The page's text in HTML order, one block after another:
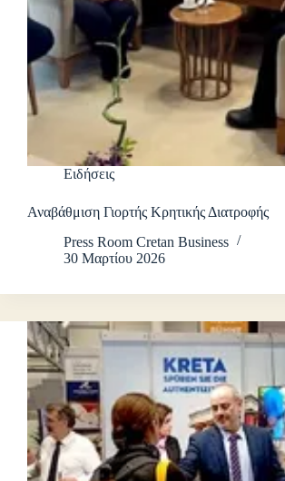
Ειδήσεις
Αναβάθμιση Γιορτής Κρητικής Διατροφής
Press Room Cretan Business
30 Μαρτίου 2026